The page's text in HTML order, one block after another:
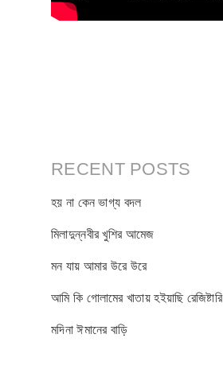
RECENT POSTS
হয় না কেন ভাগ্য বদল
মিলাদুন্নবীর খুশির আমেজ
মন যায় আমার উরে উরে
আমি কি গোলামের খাতায় হইয়াছি রেজিষ্টারি
মদিনা ঈমানের বাড়ি